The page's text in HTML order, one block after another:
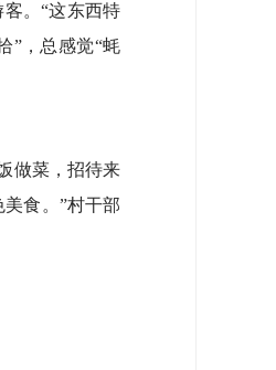
。“这东西特
”，总感觉“蚝
做菜，招待来
食。”村干部